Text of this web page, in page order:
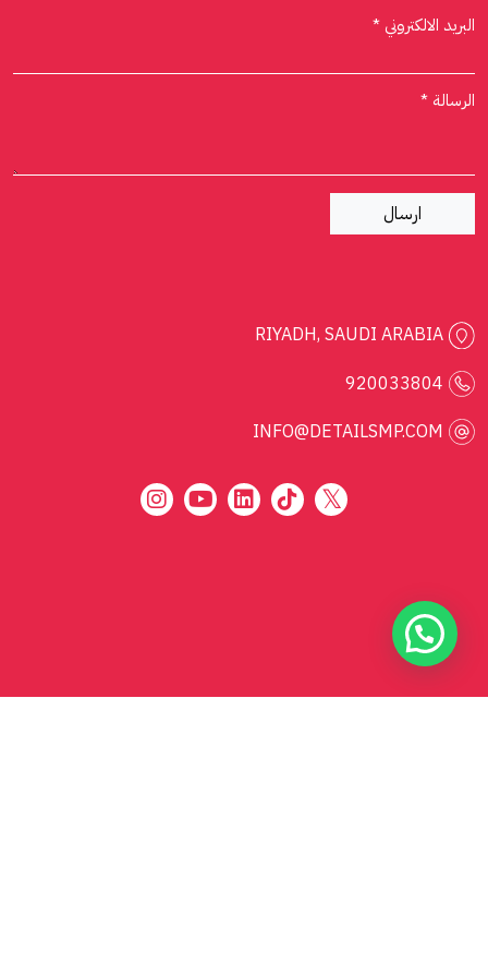
البريد الالكتروني *
الرسالة *
ارسال
RIYADH, SAUDI ARABIA
920033804
INFO@DETAILSMP.COM